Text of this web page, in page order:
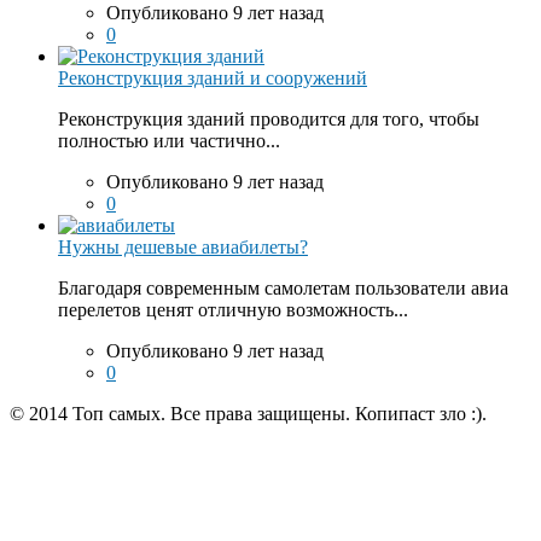
Опубликовано 9 лет назад
0
Реконструкция зданий и сооружений
Реконструкция зданий проводится для того, чтобы
полностью или частично...
Опубликовано 9 лет назад
0
Нужны дешевые авиабилеты?
Благодаря современным самолетам пользователи авиа
перелетов ценят отличную возможность...
Опубликовано 9 лет назад
0
© 2014 Топ самых. Все права защищены. Копипаст зло :).